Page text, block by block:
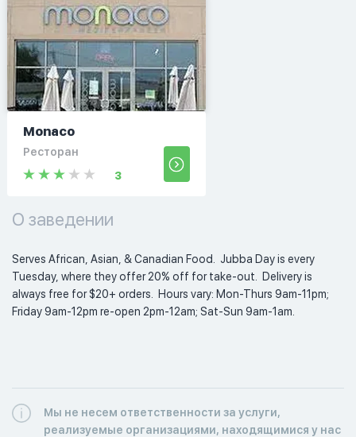
Monaco
Ресторан
3
О заведении
Serves African, Asian, & Canadian Food.  Jubba Day is every
Tuesday, where they offer 20% off for take-out.  Delivery is
always free for $20+ orders.  Hours vary: Mon-Thurs 9am-11pm;
Friday 9am-12pm re-open 2pm-12am; Sat-Sun 9am-1am.
Мы не несем ответственности за услуги,
реализуемые организациями, находящимися у нас